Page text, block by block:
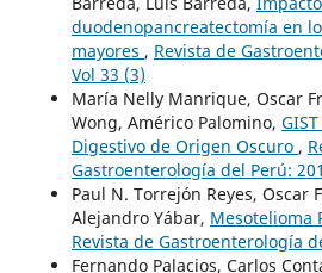
duodenopancreatectomía en
mayores , Revista de
Vol 33 (3)
María Nelly Manrique, Oscar
Wong, Américo Palomino,
Digestivo de Origen Oscuro ,
Gastroenterología del Perú:
Paul N. Torrejón Reyes, Oscar
Alejandro Yábar, Mesotelioma
Revista de Gastroenterología
Fernando Palacios, Carlos